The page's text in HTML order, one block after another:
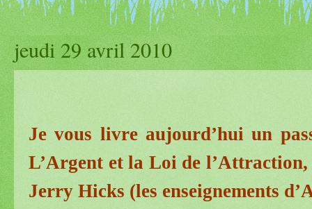
jeudi 29 avril 2010
Je vous livre aujourd’hui un
L’Argent et la Loi de
Jerry Hicks (les enseignements